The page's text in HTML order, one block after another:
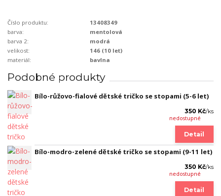
Číslo produktu:
13408349
barva:
mentolová
barva 2:
modrá
velikost:
146 (10 let)
materiál:
bavlna
Podobné produkty
Bílo-růžovo-fialové dětské tričko se stopami (5-6 let)
350 Kč/ks
nedostupné
Detail
Bílo-modro-zelené dětské tričko se stopami (9-11 let)
350 Kč/ks
nedostupné
Detail